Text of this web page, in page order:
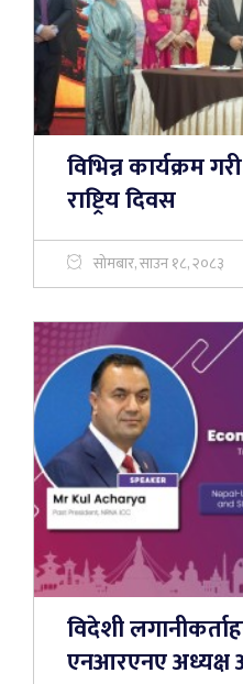
विभिन्न कार्यक्रम
राष्ट्रिय दिवस
सोमबार, साउन १८, २०८३
विदेशी
एनआरएनए अध्यक्ष